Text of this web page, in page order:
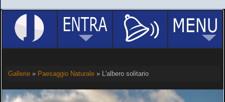
Gallerie» Paesaggio Naturale» L'albero solitario